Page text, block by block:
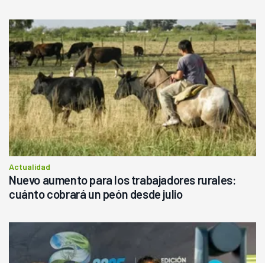
Actualidad
Nuevo aumento para los trabajadores rurales:
cuánto cobrará un peón desde julio